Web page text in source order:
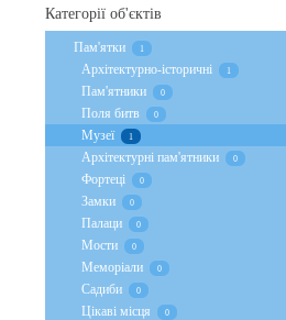
Категорії об'єктів
Пам'ятки 1
Архітектурно-історичні 1
Пам'ятники 0
Поля битв 0
Музеї 1
Архітектурні пам'ятники 0
Фортеці 0
Замки 0
Палаци 0
Мости 0
Меморіали 0
Садиби 0
Цікаві місця 0